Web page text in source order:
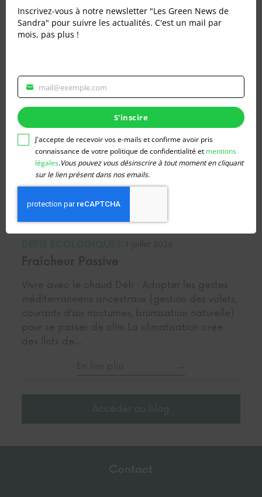
Sciences participatives
Sentinelle de la nature Défi : Utiliser une
d’une balade Aider les chercheurs à
comprendre l’impact du changement…
En lire plus
1 juillet 2026
Fraîcheur Passive
Vivre avec le chaud Défi : Adopter les gestes
méditerranéens ancestraux (gestion des volets,
courants d’air nocturnes, brumisation naturelle)
pour se passer de clim La climatisation crée
des îlots de…
Accéder au blog
Inscrivez-vous à notre newsletter "Les Green News de
Sandra" pour suivre les actualités. C'est un mail par
mois, pas plus !
Veuillez
votre
adresse
email
pour
vous
inscrire
mail@exemple.com
S'inscire
J'accepte de recevoir vos e-mails et confirme avoir pris
connaissance de votre politique de confidentialité et mentions
légales.Vous pouvez vous désinscrire à tout moment en cliquant
sur le lien présent dans nos emails.
Contact